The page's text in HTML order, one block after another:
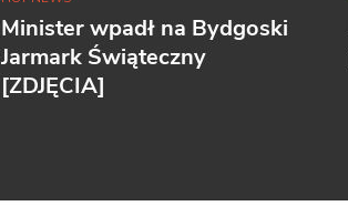
Minister wpadł na Bydgoski
Jarmark Świąteczny
[ZDJĘCIA]